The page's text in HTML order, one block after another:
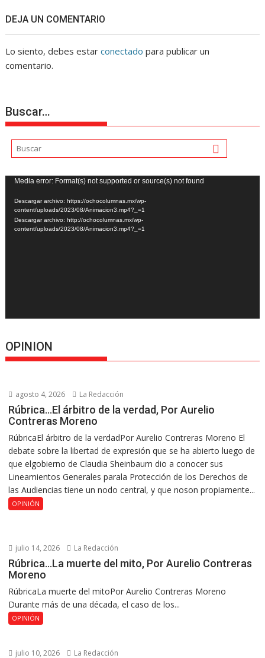
DEJA UN COMENTARIO
Lo siento, debes estarconectado para publicar un
comentario.
Buscar…
Reproductor
de
vídeo
Media error: Format(s) not supported or source(s) not found
Descargar archivo: https://ochocolumnas.mx/wp-
content/uploads/2023/08/Animacion3.mp4?_=1
Descargar archivo: http://ochocolumnas.mx/wp-
content/uploads/2023/08/Animacion3.mp4?_=1
OPINION
agosto 4, 2026 La Redacción
Rúbrica…El árbitro de la verdad, Por Aurelio
Contreras Moreno
RúbricaEl árbitro de la verdadPor Aurelio Contreras Moreno El
debate sobre la libertad de expresión que se ha abierto luego de
que elgobierno de Claudia Sheinbaum dio a conocer sus
Lineamientos Generales parala Protección de los Derechos de
las Audiencias tiene un nodo central, y que noson propiamente...
OPINIÓN
julio 14, 2026 La Redacción
Rúbrica…La muerte del mito, Por Aurelio Contreras
Moreno
RúbricaLa muerte del mitoPor Aurelio Contreras Moreno
Durante más de una década, el caso de los...
OPINIÓN
julio 10, 2026 La Redacción